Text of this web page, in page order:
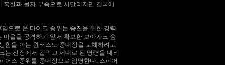
한과 물자 부족으로 시달리지만 결국에
으로 온 다이크 중위는 승진을 위한 경력
을을 공격하기 앞서 확보한 보아자크 숲
함을 아는 윈터스도 중대장을 교체하려고
전장에서 겁먹고 제대로 된 명령을 내리
어스 중위를 중대장으로 임명한다. 스피어